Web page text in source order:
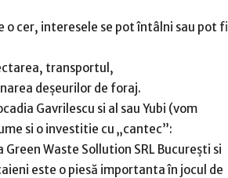
o cer, interesele se pot întâlni sau pot fi
transportul,
deşeurilor de foraj.
Gavrilescu si al sau Yubi (vom
si o investitie cu „cantec”:
Waste Sollution SRL Bucureşti si
este o piesă importanta în jocul de